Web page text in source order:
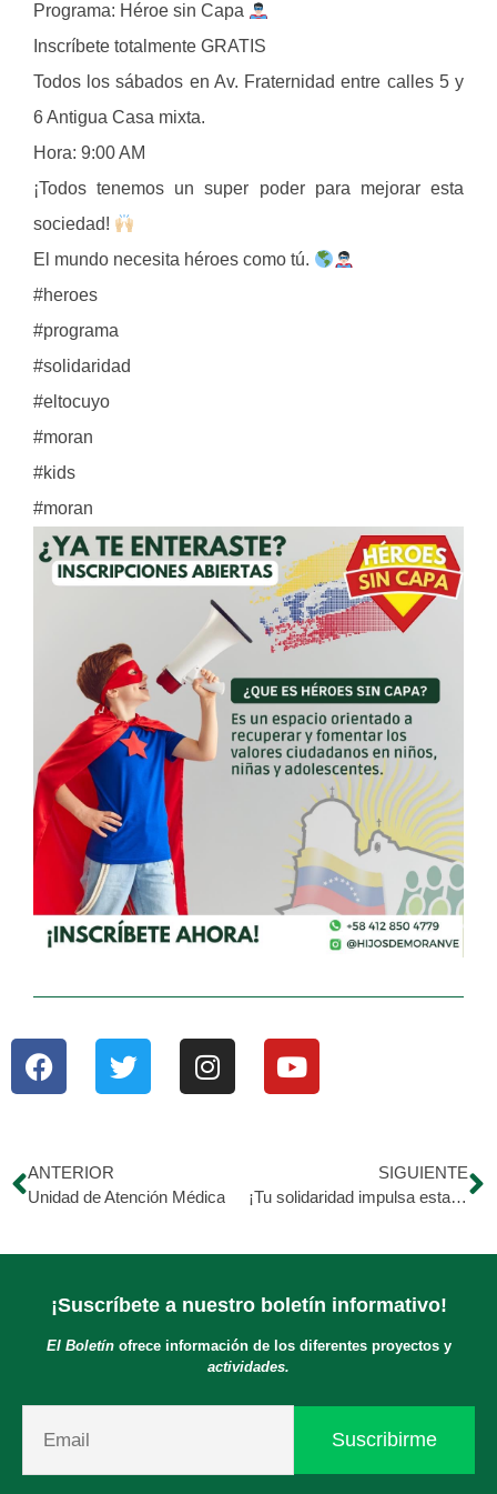
Programa: Héroe sin Capa
Inscríbete totalmente GRATIS
Todos los sábados en Av. Fraternidad entre calles 5 y
6 Antigua Casa mixta.
Hora: 9:00 AM
¡Todos tenemos un super poder para mejorar esta
sociedad!
El mundo necesita héroes como tú.
#heroes
#programa
#solidaridad
#eltocuyo
#moran
#kids
#moran
ANTERIOR
Unidad de Atención Médica
SIGUIENTE
¡Tu solidaridad impulsa esta gran labor!
¡Suscríbete a nuestro boletín informativo!
El Boletínofrece información de los diferentes proyectos y
actividades.